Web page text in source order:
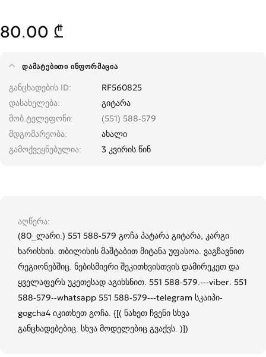
80.00 ₾
ᲓᲐᲛᲐᲢᲔᲑᲘᲗᲘ ᲘᲜᲤᲝᲠᲛᲐᲪᲘᲐ
განცხადების ID
RF560825
დასახელება
გიტარა
მობ.ტელეფონი
(551) 588-579
მდგომარეობა
ახალი
გამოქვეყნებულია
3 კვირის წინ
აღწერა
(80_ლარი.) 551 588-579 გოჩა პატარა გიტარა, კარგი
ხარისხის. თბილისის მაშტაბით მიტანა უფასოა. ვაგზავნით
რეგიონებშიც. ნებისმიერი შეკითხვისთვის დამირეკეთ და
ყველაფერს უკეთესად აგიხსნით. 551 588-579.---viber. 551
588-579--whatsapp 551 588-579---telegram სკაიპი-
gogcha4 იკითხეთ გოჩა. {[( ნახეთ ჩვენი სხვა
განცხადებებიც. სხვა მოდელებიც გვაქვს. )])